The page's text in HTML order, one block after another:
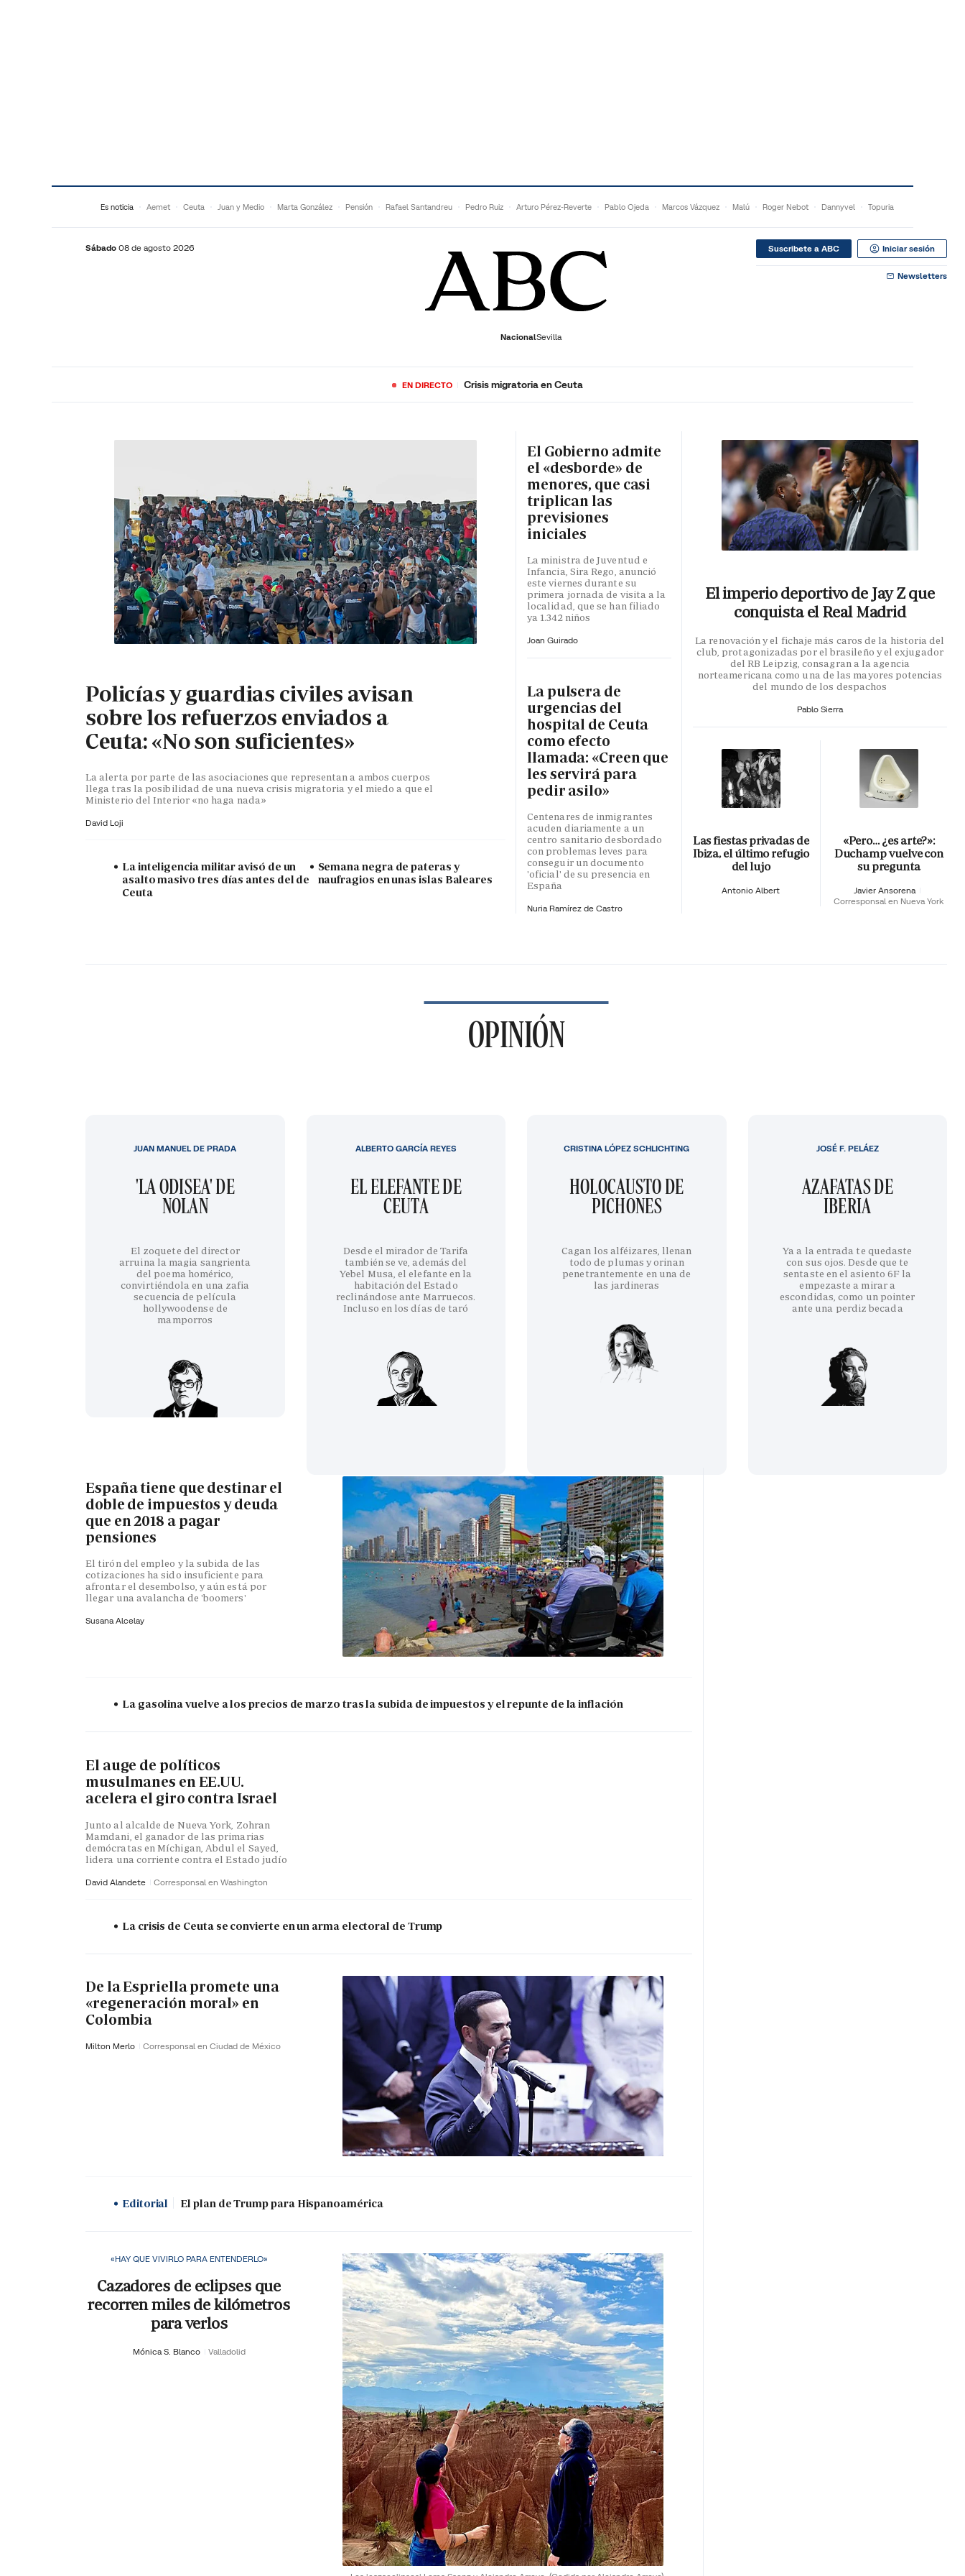
Es noticia Aemet Ceuta Juan y Medio Marta González Pensión Rafael Santandreu Pedro Ruiz Arturo Pérez-Reverte Pablo Ojeda Marcos Vázquez Malú Roger Nebot Dannyvel Topuria
Sábado 08 de agosto 2026
NacionalSevilla
Suscribete a ABC Iniciar sesión
Newsletters
ECONOMÍADEPORTES SOCIEDADCULTURAGENTEPLAY
EN DIRECTO Crisis migratoria en Ceuta
Policías y guardias civiles avisan
sobre los refuerzos enviados a
Ceuta: «No son suficientes»
La alerta por parte de las asociaciones que representan a ambos cuerpos
llega tras la posibilidad de una nueva crisis migratoria y el miedo a que el
Ministerio del Interior «no haga nada»
David Loji
La inteligencia militar avisó de un
asalto masivo tres días antes del de
Ceuta
Semana negra de pateras y
naufragios en unas islas Baleares
El Gobierno admite
el «desborde» de
menores, que casi
triplican las
previsiones
iniciales
La ministra de Juventud e
Infancia, Sira Rego, anunció
este viernes durante su
primera jornada de visita a la
localidad, que se han filiado
ya 1.342 niños
Joan Guirado
La pulsera de
urgencias del
hospital de Ceuta
como efecto
llamada: «Creen que
les servirá para
pedir asilo»
Centenares de inmigrantes
acuden diariamente a un
centro sanitario desbordado
con problemas leves para
conseguir un documento
'oficial' de su presencia en
España
Nuria Ramírez de Castro
El imperio deportivo de Jay Z que
conquista el Real Madrid
La renovación y el fichaje más caros de la historia del
club, protagonizadas por el brasileño y el exjugador
del RB Leipzig, consagran a la agencia
norteamericana como una de las mayores potencias
del mundo de los despachos
Pablo Sierra
Las fiestas privadas de
Ibiza, el último refugio
del lujo
Antonio Albert
«Pero… ¿es arte?»:
Duchamp vuelve con
su pregunta
Javier Ansorena
Corresponsal en Nueva York
OPINIÓN
'LA ODISEA' DE
NOLAN
El zoquete del director
arruina la magia sangrienta
del poema homérico,
convirtiéndola en una zafia
secuencia de película
hollywoodense de
mamporros
JUAN MANUEL DE PRADA
EL ELEFANTE DE
CEUTA
Desde el mirador de Tarifa
también se ve, además del
Yebel Musa, el elefante en la
habitación del Estado
reclinándose ante Marruecos.
Incluso en los días de taró
ALBERTO GARCÍA REYES
HOLOCAUSTO DE
PICHONES
Cagan los alféizares, llenan
todo de plumas y orinan
penetrantemente en una de
las jardineras
CRISTINA LÓPEZ SCHLICHTING
AZAFATAS DE
IBERIA
Ya a la entrada te quedaste
con sus ojos. Desde que te
sentaste en el asiento 6F la
empezaste a mirar a
escondidas, como un pointer
ante una perdiz becada
JOSÉ F. PELÁEZ
España tiene que destinar el
doble de impuestos y deuda
que en 2018 a pagar
pensiones
El tirón del empleo y la subida de las
cotizaciones ha sido insuficiente para
afrontar el desembolso, y aún está por
llegar una avalancha de 'boomers'
Susana Alcelay
La gasolina vuelve a los precios de marzo tras la subida de impuestos y el repunte de la inflación
El auge de políticos
musulmanes en EE.UU.
acelera el giro contra Israel
Junto al alcalde de Nueva York, Zohran
Mamdani, el ganador de las primarias
demócratas en Míchigan, Abdul el Sayed,
lidera una corriente contra el Estado judío
David Alandete Corresponsal en Washington
La crisis de Ceuta se convierte en un arma electoral de Trump
De la Espriella promete una
«regeneración moral» en
Colombia
Milton Merlo Corresponsal en Ciudad de México
Editorial El plan de Trump para Hispanoamérica
«HAY QUE VIVIRLO PARA ENTENDERLO»
Cazadores de eclipses que
recorren miles de kilómetros
para verlos
Mónica S. Blanco Valladolid